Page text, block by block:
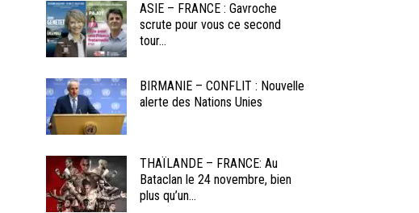
ASIE – FRANCE : Gavroche
scrute pour vous ce second
tour...
BIRMANIE – CONFLIT : Nouvelle
alerte des Nations Unies
THAÏLANDE – FRANCE: Au
Bataclan le 24 novembre, bien
plus qu’un...